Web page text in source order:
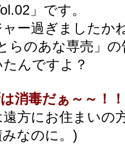
」です。
ー過ぎましたか
らのあな専売」
んですよ？
消毒だぁ～～！！
方にお住まいの
なのに。)